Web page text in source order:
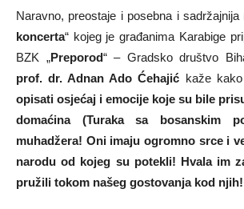
Naravno, preostaje i posebna i sadržajnija
koncerta“ kojeg je građanima Karabige
BZK „Preporod“ – Gradsko društvo
prof. dr. Adnan Ado Ćehajić kaže
opisati osjećaj i emocije koje su bile
domaćina (Turaka sa bosanskim
muhadžera! Oni imaju ogromno srce i
narodu od kojeg su potekli! Hvala im
pružili tokom našeg gostovanja kod njih!